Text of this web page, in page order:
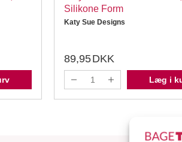
Silikone Form
Katy Sue Designs
89,95DKK
Læg i